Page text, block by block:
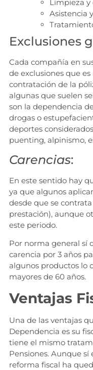
Limpieza y
Asistencia
Exclusiones
Cada compañía en
de exclusiones que
contratación de la
algunas que suelen
son la dependencia
drogas o
deportes
puenting, alpinismo,
Carencias:
En este sentido hay
ya que algunos
desde que se
prestación), aunque
este periodo.
Por norma general sí
carencia por 3 años
algunos productos lo
mayores de 60 años.
Ventajas
Una de las ventajas
Dependencia es su
tiene el mismo
Pensiones. Aunque
reforma fiscal ha